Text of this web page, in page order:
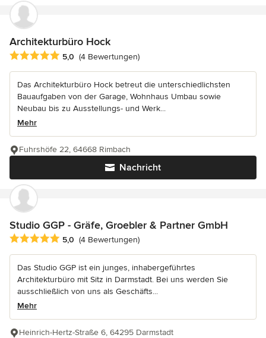
Architekturbüro Hock
Durchschnittliche Bewertung: 5 von 5 Sternen
5,0 (4 Bewertungen)
Das Architekturbüro Hock betreut die unterschiedlichsten
Bauaufgaben von der Garage, Wohnhaus Umbau sowie
Neubau bis zu Ausstellungs- und Werk...
Mehr
Nachricht
Fuhrshöfe 22, 64668 Rimbach
Studio GGP - Gräfe, Groebler & Partner GmbH
Durchschnittliche Bewertung: 5 von 5 Sternen
5,0 (4 Bewertungen)
Das Studio GGP ist ein junges, inhabergeführtes
Architekturbüro mit Sitz in Darmstadt. Bei uns werden Sie
ausschließlich von uns als Geschäfts...
Mehr
Heinrich-Hertz-Straße 6, 64295 Darmstadt